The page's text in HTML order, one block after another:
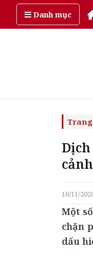
Danh mục
Thứ
cảnh
10/11/
Một
chặn
dấu